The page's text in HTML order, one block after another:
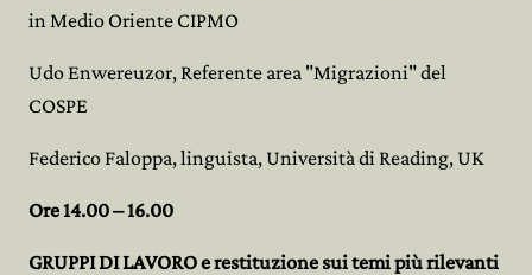
in Medio Oriente CIPMO
Udo Enwereuzor, Referente area "Migrazioni" del
COSPE
Federico Faloppa, linguista, Università di Reading, UK
Ore 14.00 – 16.00
GRUPPI DI LAVORO e restituzione sui temi più rilevanti